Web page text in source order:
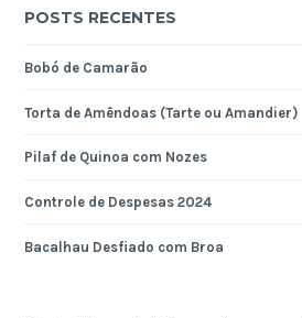
POSTS RECENTES
Bobó de Camarão
Torta de Amêndoas (Tarte ou Amandier)
Pilaf de Quinoa com Nozes
Controle de Despesas 2024
Bacalhau Desfiado com Broa